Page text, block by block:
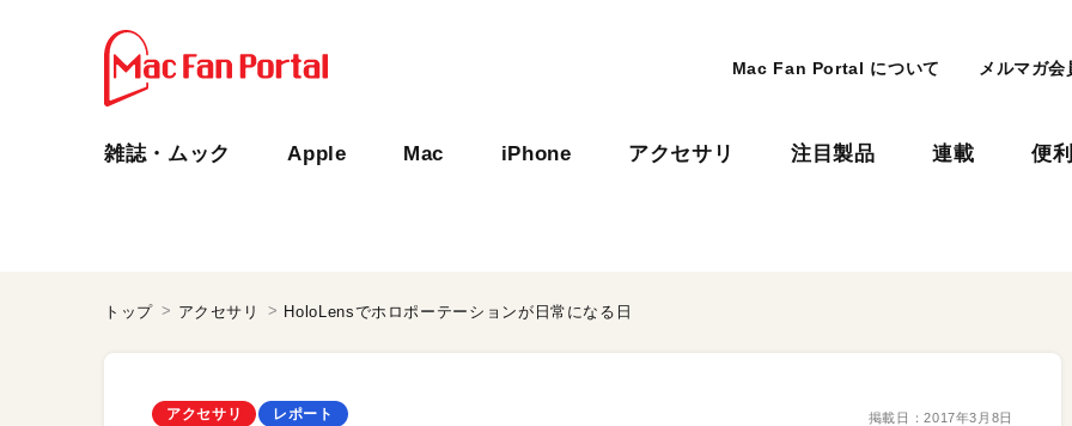
Mac Fan Portal について メルマガ会
雑誌・ムック Apple Mac iPhone アクセサリ 注目製品 連載 便
トップ アクセサリ HoloLensでホロポーテーションが日常になる日
アクセサリ レポート 掲載日：2017年3月8日